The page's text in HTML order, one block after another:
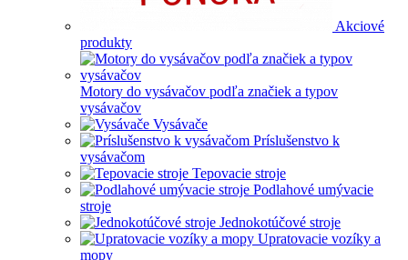
Akciové
produkty
Motory do vysávačov podľa značiek a typov
vysávačov
Vysávače
Príslušenstvo k
vysávačom
Tepovacie stroje
Podlahové umývacie
stroje
Jednokotúčové stroje
Upratovacie vozíky a
mopy